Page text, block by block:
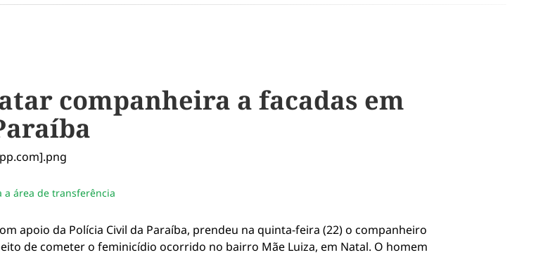
companheira a facadas em
a área de transferência
apoio da Polícia Civil da Paraíba, prendeu na quinta-feira (22) o companheiro
de cometer o feminicídio ocorrido no bairro Mãe Luiza, em Natal. O homem